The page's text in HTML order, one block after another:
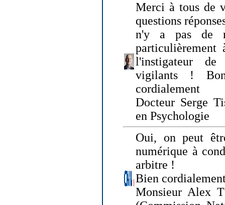
Merci à tous de
questions
n'y a pas de
l'instigateur de
vigilants !
cordialement
Docteur Serge
en Psychologie
Oui, on peut
numérique à
arbitre !
Bien
Monsieur Alex